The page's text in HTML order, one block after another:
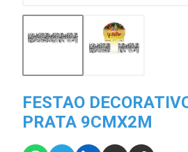
FESTAO
PRATA 9CMX2M